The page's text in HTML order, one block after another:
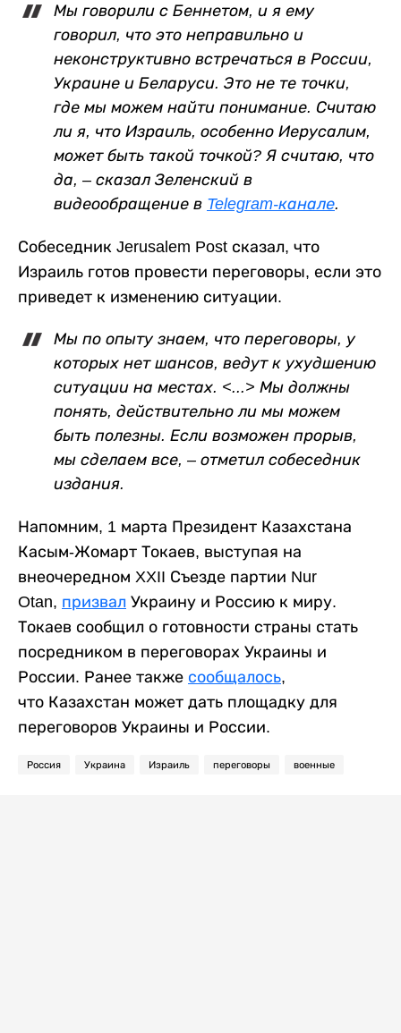
Мы говорили с Беннетом, и я ему
говорил, что это неправильно и
неконструктивно встречаться в России,
Украине и Беларуси. Это не те точки,
где мы можем найти понимание. Считаю
ли я, что Израиль, особенно Иерусалим,
может быть такой точкой? Я считаю, что
да, – сказал Зеленский в
видеообращение в Telegram-канале.
Собеседник Jerusalem Post сказал, что
Израиль готов провести переговоры, если это
приведет к изменению ситуации.
Мы по опыту знаем, что переговоры, у
которых нет шансов, ведут к ухудшению
ситуации на местах. <...> Мы должны
понять, действительно ли мы можем
быть полезны. Если возможен прорыв,
мы сделаем все, – отметил собеседник
издания.
Напомним, 1 марта Президент Казахстана
Касым-Жомарт Токаев, выступая на
внеочередном XXII Съезде партии Nur
Otan, призвал Украину и Россию к миру.
Токаев сообщил о готовности страны стать
посредником в переговорах Украины и
России. Ранее также сообщалось,
что Казахстан может дать площадку для
переговоров Украины и России.
Россия Украина Израиль переговоры военные